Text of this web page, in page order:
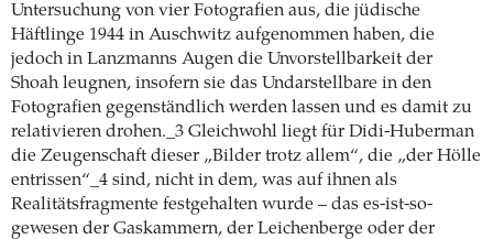
Untersuchung von vier Fotografien aus, die jüdische
Häftlinge 1944 in Auschwitz aufgenommen haben, die
jedoch in Lanzmanns Augen die Unvorstellbarkeit der
Shoah leugnen, insofern sie das Undarstellbare in den
Fotografien gegenständlich werden lassen und es damit zu
relativieren drohen._3 Gleichwohl liegt für Didi-Huberman
die Zeugenschaft dieser „Bilder trotz allem“, die „der Hölle
entrissen“_4 sind, nicht in dem, was auf ihnen als
Realitätsfragmente festgehalten wurde – das es-ist-so-
gewesen der Gaskammern, der Leichenberge oder der